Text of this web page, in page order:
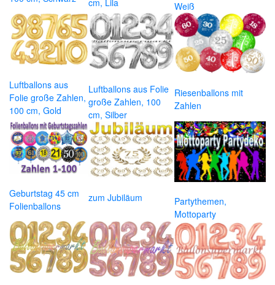
cm, Lila
Weiß
Luftballons aus
Folie große Zahlen,
100 cm, Gold
Luftballons aus Folie
große Zahlen, 100
cm, Silber
Riesenballons mit
Zahlen
Geburtstag 45 cm
Folienballons
zum Jubiläum
Partythemen,
Mottoparty